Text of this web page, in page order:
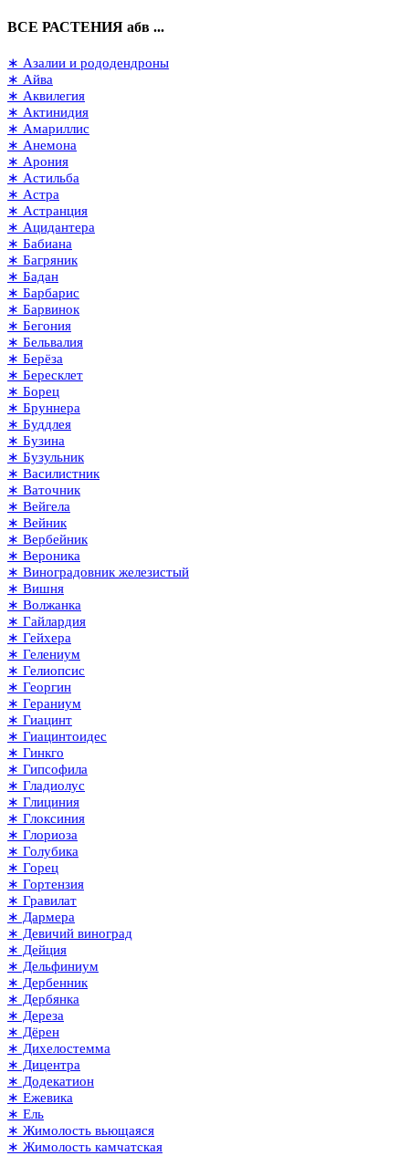
ВСЕ РАСТЕНИЯ абв ...
∗ Азалии и рододендроны
∗ Айва
∗ Аквилегия
∗ Актинидия
∗ Амариллис
∗ Анемона
∗ Арония
∗ Астильба
∗ Астра
∗ Астранция
∗ Ацидантера
∗ Бабиана
∗ Багряник
∗ Бадан
∗ Барбарис
∗ Барвинок
∗ Бегония
∗ Бельвалия
∗ Берёза
∗ Бересклет
∗ Борец
∗ Бруннера
∗ Буддлея
∗ Бузина
∗ Бузульник
∗ Василистник
∗ Ваточник
∗ Вейгела
∗ Вейник
∗ Вербейник
∗ Вероника
∗ Виноградовник железистый
∗ Вишня
∗ Волжанка
∗ Гайлардия
∗ Гейхера
∗ Гелениум
∗ Гелиопсис
∗ Георгин
∗ Гераниум
∗ Гиацинт
∗ Гиацинтоидес
∗ Гинкго
∗ Гипсофила
∗ Гладиолус
∗ Глициния
∗ Глоксиния
∗ Глориоза
∗ Голубика
∗ Горец
∗ Гортензия
∗ Гравилат
∗ Дармера
∗ Девичий виноград
∗ Дейция
∗ Дельфиниум
∗ Дербенник
∗ Дербянка
∗ Дереза
∗ Дёрен
∗ Дихелостемма
∗ Дицентра
∗ Додекатион
∗ Ежевика
∗ Ель
∗ Жимолость вьющаяся
∗ Жимолость камчатская